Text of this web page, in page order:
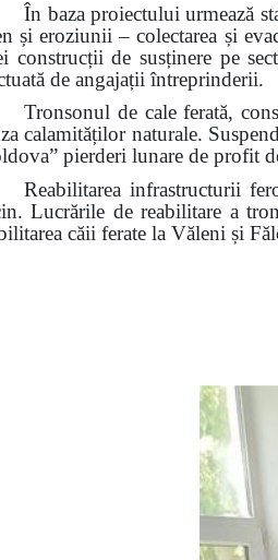
În baza proiectului urmează
și eroziunii – colectarea și
construcții de susținere pe
de angajații întreprinderii.
Tronsonul de cale ferată,
calamităților naturale.
pierderi lunare de profit
Reabilitarea infrastructurii
Lucrările de reabilitare a
căii ferate la Văleni și